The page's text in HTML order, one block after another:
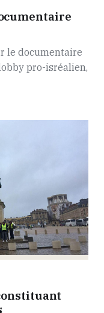
le documentaire
pro-isréalien,